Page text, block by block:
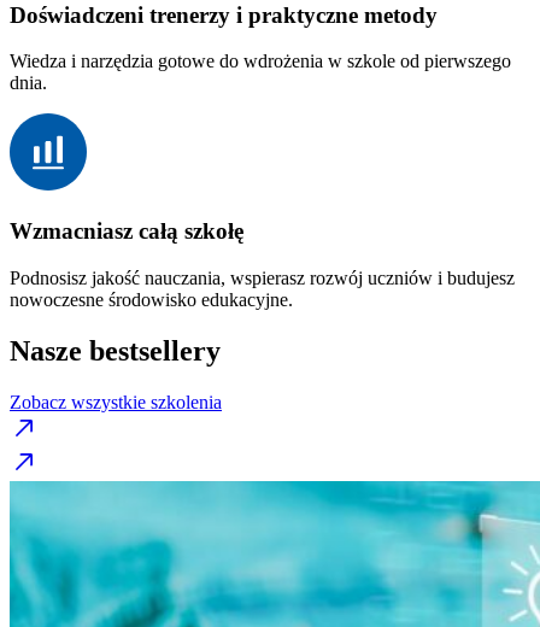
Doświadczeni trenerzy i praktyczne metody
Wiedza i narzędzia gotowe do wdrożenia w szkole od pierwszego
dnia.
Wzmacniasz całą szkołę
Podnosisz jakość nauczania, wspierasz rozwój uczniów i budujesz
nowoczesne środowisko edukacyjne.
Nasze bestsellery
Zobacz wszystkie szkolenia